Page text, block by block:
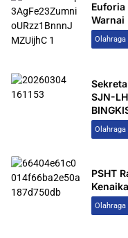
Euforia
Warnai
Olahraga
SJN-
Olahraga
PSHT
Olahraga